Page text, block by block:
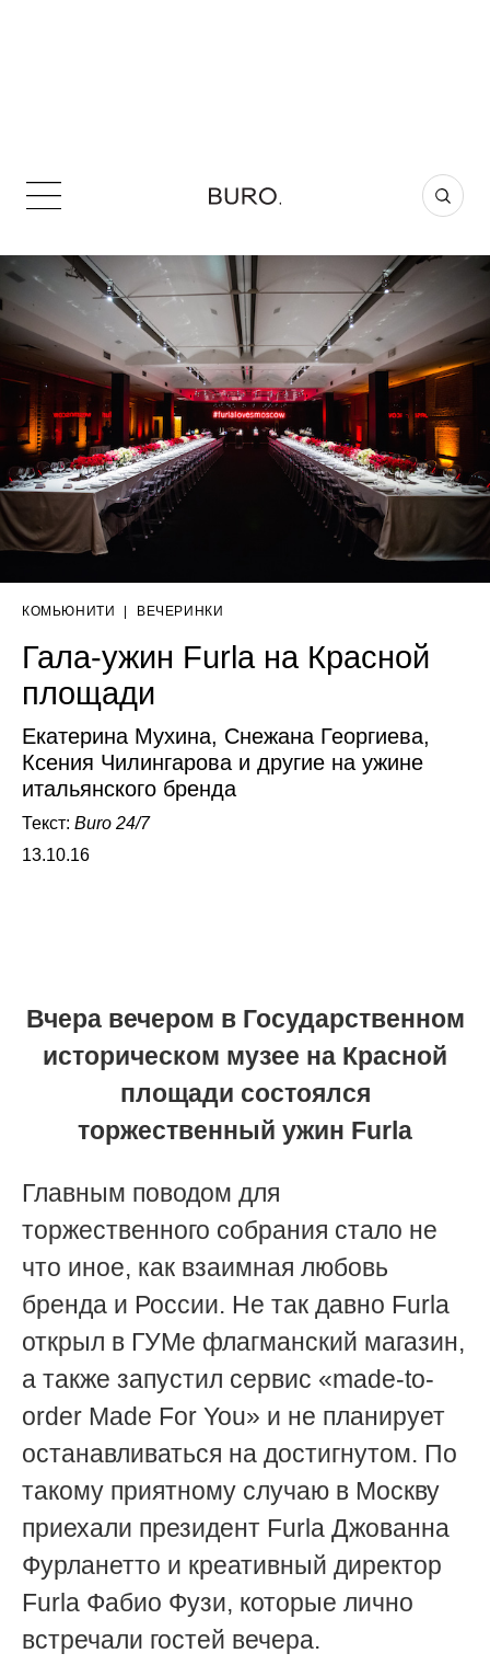
КОМЬЮНИТИ | ВЕЧЕРИНКИ
Гала-ужин Furla на Красной
площади
Екатерина Мухина, Снежана Георгиева,
Ксения Чилингарова и другие на ужине
итальянского бренда
Текст: Buro 24/7
13.10.16
Вчера вечером в Государственном
историческом музее на Красной
площади состоялся
торжественный ужин Furla
Главным поводом для
торжественного собрания стало не
что иное, как взаимная любовь
бренда и России. Не так давно Furla
открыл в ГУМе флагманский магазин,
а также запустил сервис «made-to-
order Made For You» и не планирует
останавливаться на достигнутом. По
такому приятному случаю в Москву
приехали президент Furla Джованна
Фурланетто и креативный директор
Furla Фабио Фузи, которые лично
встречали гостей вечера.